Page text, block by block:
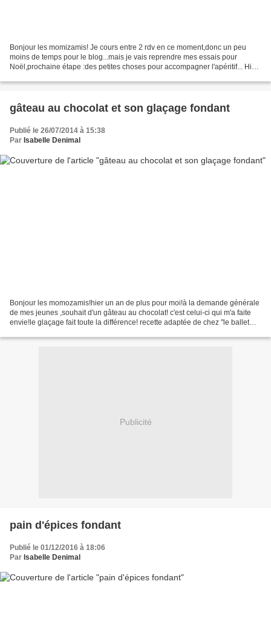
Bonjour les momizamis! Je cours entre 2 rdv en ce moment,donc un peu
moins de temps pour le blog...mais je vais reprendre mes essais pour
Noël,prochaine étape :des petites choses pour accompagner l'apéritif... Hier
gâteau au chocolat et son glaçage fondant
Publié le 26/07/2014 à 15:38
Par Isabelle Denimal
Bonjour les momozamis!hier un an de plus pour moi!à la demande générale
de mes jeunes ,souhait d'un gâteau au chocolat! c'est celui-ci qui m'a faite
envie!le glaçage fait toute la différence! recette adaptée de chez "le ballet
glacage/...
Publicité
pain d'épices fondant
Publié le 01/12/2016 à 18:06
Par Isabelle Denimal